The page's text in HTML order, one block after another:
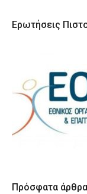
Ερωτήσεις
Πρόσφατα άρθρα